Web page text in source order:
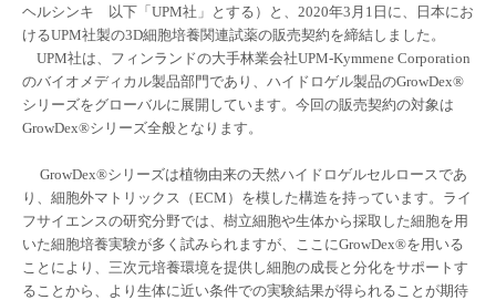
ヘルシンキ 以下「 UPM社」とする）と、 2020年3 月 1 日に、日本にお
けるUPM社製の3D細胞培養関連試薬の販売契約を締結しました。
UPM社は、フィンランドの大手林業会社UPM-Kymmene Corporation
のバイオメディカル製品部門であり、ハイドロゲル製品のGrowDex®
シリーズをグローバルに展開しています。今回の販売契約の対象は
GrowDex®シリーズ全般となります。
GrowDex®シリーズは植物由来の天然ハイドロゲルセルロースであ
り、細胞外マトリックス（ECM ）を模した構造を持っています。ライ
フサイエンスの研究分野では、樹立細胞や生体から採取した細胞を用
いた細胞培養実験が多く試みられますが、ここにGrowDex®を用いる
ことにより、三次元培養環境を提供し細胞の成長と分化をサポートす
ることから、より生体に近い条件での実験結果が得られることが期待